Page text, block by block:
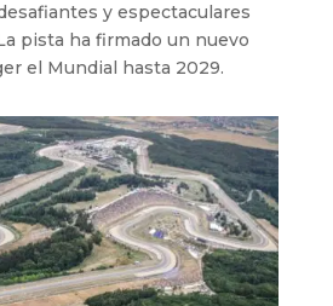
y espectaculares
pista ha firmado un nuevo
el Mundial hasta 2029.